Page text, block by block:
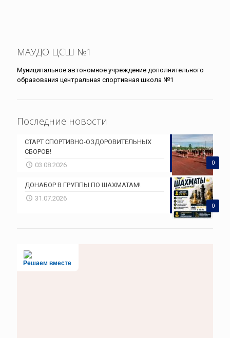
МАУДО ЦСШ №1
Муниципальное автономное учреждение дополнительного
образования центральная спортивная школа №1
Последние новости
0
СТАРТ СПОРТИВНО-ОЗДОРОВИТЕЛЬНЫХ
СБОРОВ!
03.08.2026
0
ДОНАБОР В ГРУППЫ ПО ШАХМАТАМ!
31.07.2026
Решаем вместе